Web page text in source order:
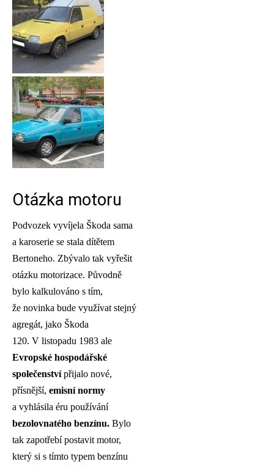
Otázka motoru
Podvozek vyvíjela Škoda sama
a karoserie se stala dítětem
Bertoneho. Zbývalo tak vyřešit
otázku motorizace. Původně
bylo kalkulováno s tím,
že novinka bude využívat stejný
agregát, jako Škoda
120. V listopadu 1983 ale
Evropské hospodářské
společenstvípřijalo nové,
přísnější, emisní normy
a vyhlásila éru používání
bezolovnatého benzínu. Bylo
tak zapotřebí postavit motor,
který si s tímto typem benzínu